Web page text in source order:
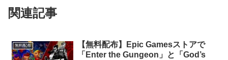
関連記事
無料配布
【無料配布】Epic Gamesストアで
「Enter the Gungeon」と「God’s